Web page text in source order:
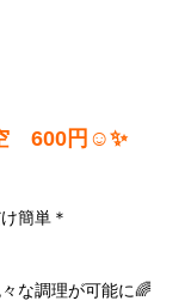
600円☺️✨
簡単＊
な調理が可能に🌈